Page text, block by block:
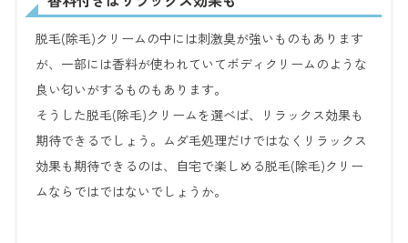
脱毛(除毛)クリームの中には刺激臭が強いものもあります
が、一部には香料が使われていてボディクリームのような
良い匂いがするものもあります。
そうした脱毛(除毛)クリームを選べば、リラックス効果も
期待できるでしょう。ムダ毛処理だけではなくリラックス
効果も期待できるのは、自宅で楽しめる脱毛(除毛)クリー
ムならではではないでしょうか。